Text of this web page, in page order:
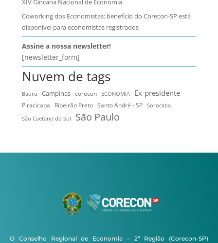
XIV Gincana Nacional de Economia
Coworking dos Economistas: benefício do Corecon-SP está
disponível para economistas registrados
Assine a nossa newsletter!
[newsletter_form]
Nuvem de tags
Bauru Campinas corecon ECONOMIA Ex-presidente
Piracicaba Ribeirão Preto Santo André - SP
Sorocaba
São Caetano do Sul
São Paulo
O Conselho Regional de Economia – 2ª Região (Corecon-SP)